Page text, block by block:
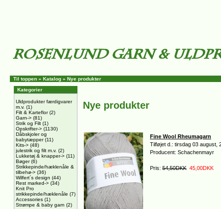
Til toppen » Katalog » Nye produkter
Kategorier
Uldprodukter færdigvarer
m.v. (1)
Filt & Karteflor(2)
Garn-> (81)
Strik og Filt (1)
Opskrifter-> (1130)
Dåbskjoler og
babytæpper(11)
Kits-> (48)
julestrik og filt m.v. (2)
Lukketøj & knapper-> (11)
Bøger(6)
Strikkepinde/hæklenåle &
tilbehø-> (36)
Wilfert´s design (44)
Rest marked-> (34)
Knit Pro
strikkepinde/hæklenåle (7)
Accessories (1)
Strømpe & baby garn (2)
Nye produkter
Fine Wool Rheumagarn
Tilføjet d.: tirsdag 03 august,
Producent: Schachenmayr
Pris: 54,50DKK 45,00DKK